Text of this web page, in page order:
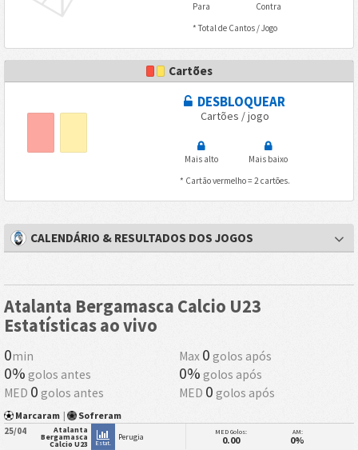
Para
Contra
* Total de Cantos / Jogo
Cartões
DESBLOQUEAR
Cartões / jogo
Mais alto
Mais baixo
* Cartão vermelho = 2 cartões.
CALENDÁRIO & RESULTADOS DOS JOGOS
Atalanta Bergamasca Calcio U23
Estatísticas ao vivo
0min Max 0 golos após
0% golos antes 0% golos após
MED 0 golos antes MED 0 golos após
Marcaram | Sofreram
25/04 Atalanta
Bergamasca
Calcio U23 Estat.
Perugia MED Golos:
0.00
AM:
0%